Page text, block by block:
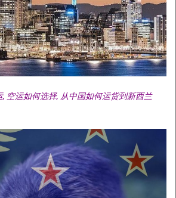
空运如何选择, 从中国如何运货到新西兰